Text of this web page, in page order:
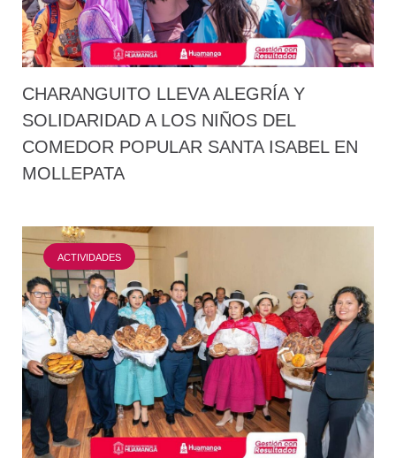
CHARANGUITO LLEVA ALEGRÍA Y
SOLIDARIDAD A LOS NIÑOS DEL
COMEDOR POPULAR SANTA ISABEL EN
MOLLEPATA
ACTIVIDADES